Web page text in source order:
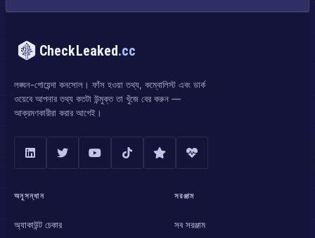
CheckLeaked.cc
লঙ্ঘন-গোয়েন্দা কনসোল। ফাঁস হওয়া তথ্য, কম্বোলিস্ট এবং ডার্ক
ওয়েবে আপনার তথ্য কতটা উন্মুক্ত তা খুঁজে বের করুন —
আক্রমণকারীরা করার আগেই।
অনুসন্ধান
অ্যাকাউন্ট চেকার
সরঞ্জাম
সব সরঞ্জাম